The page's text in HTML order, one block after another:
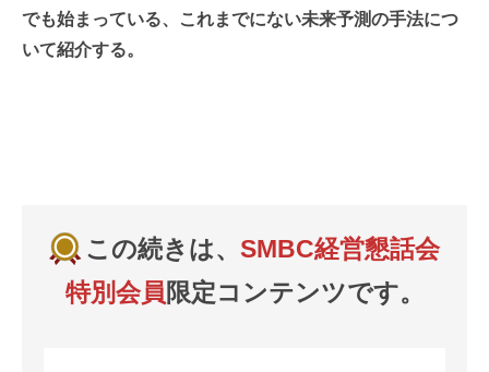
でも始まっている、これまでにない未来予測の手法につ
いて紹介する。
この続きは、SMBC経営懇話会
特別会員 限定コンテンツです。